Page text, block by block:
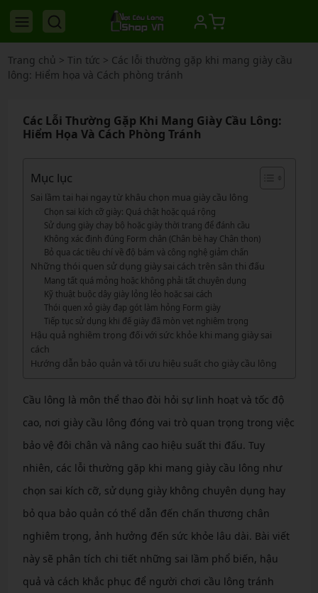
Trang chủ > Tin tức > Các lỗi thường gặp khi mang giày cầu
lông: Hiểm họa và Cách phòng tránh
Các Lỗi Thường Gặp Khi Mang Giày Cầu Lông:
Hiểm Họa Và Cách Phòng Tránh
Mục lục
Sai lầm tai hại ngay từ khâu chọn mua giày cầu lông
Chọn sai kích cỡ giày: Quá chật hoặc quá rộng
Sử dụng giày chạy bộ hoặc giày thời trang để đánh cầu
Không xác định đúng Form chân (Chân bè hay Chân thon)
Bỏ qua các tiêu chí về độ bám và công nghệ giảm chấn
Những thói quen sử dụng giày sai cách trên sân thi đấu
Mang tất quá mỏng hoặc không phải tất chuyên dụng
Kỹ thuật buộc dây giày lỏng lẻo hoặc sai cách
Thói quen xỏ giày đạp gót làm hỏng Form giày
Tiếp tục sử dụng khi đế giày đã mòn vẹt nghiêm trọng
Hậu quả nghiêm trọng đối với sức khỏe khi mang giày sai
cách
Hướng dẫn bảo quản và tối ưu hiệu suất cho giày cầu lông
Cầu lông là môn thể thao đòi hỏi sự linh hoạt và tốc độ
cao, nơi giày cầu lông đóng vai trò quan trọng trong việc
bảo vệ đôi chân và nâng cao hiệu suất thi đấu. Tuy
nhiên, các lỗi thường gặp khi mang giày cầu lông như
chọn sai kích cỡ, sử dụng giày không chuyên dụng hay
bỏ qua bảo quản có thể dẫn đến chấn thương chân
nghiêm trọng, ảnh hưởng đến sức khỏe lâu dài. Bài viết
này sẽ phân tích chi tiết những sai lầm phổ biến, hậu
quả và cách khắc phục để người chơi cầu lông tránh